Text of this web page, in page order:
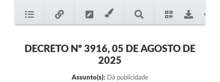
1DOC
PARCEIROS
DECRETO Nº 3916, 05 DE AGOSTO DE
2025
Assunto(s): Dá publicidade